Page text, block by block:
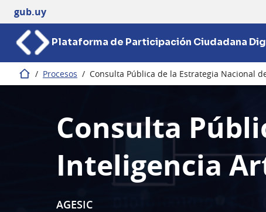
gub.uy
Plataforma de Participación Ciudadana
Inicio / Procesos / Consulta Pública de la Estrategia Nacional
Consulta
Inteligencia
AGESIC